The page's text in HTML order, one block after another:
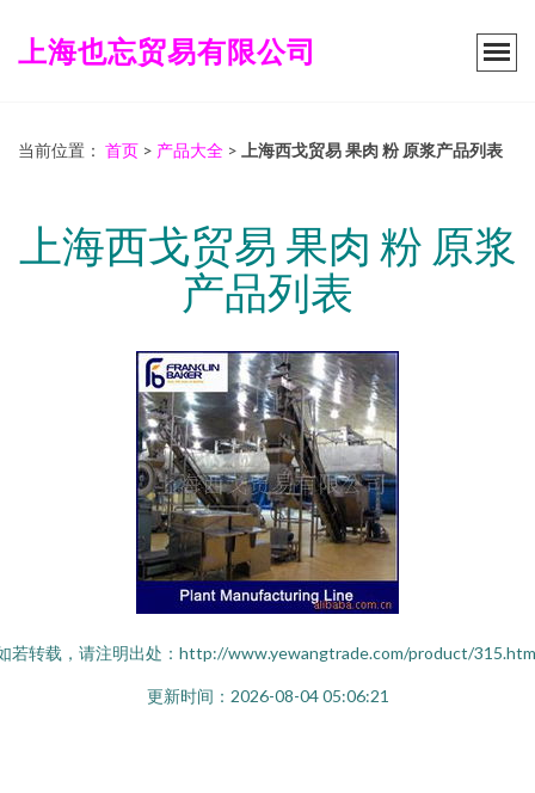
上海也忘贸易有限公司
当前位置： 首页 > 产品大全 > 上海西戈贸易 果肉 粉 原浆产品列表
上海西戈贸易 果肉 粉 原浆
产品列表
若转载，请注明出处：http://www.yewangtrade.com/product/
更新时间：2026-08-04 05:06:21